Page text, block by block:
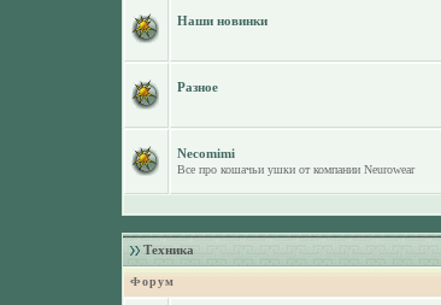
Наши новинки
Разное
Necomimi
Все про кошачьи ушки от компании Neurowear
Техника
Форум